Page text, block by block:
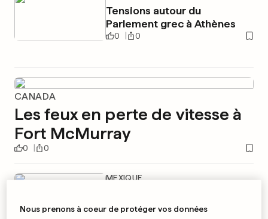
Tensions autour du
Parlement grec à Athènes
0 0
CANADA
Les feux en perte de vitesse à
Fort McMurray
0 0
MEXIQUE
faveur de l'extradition
Nous prenons à coeur de protéger vos données